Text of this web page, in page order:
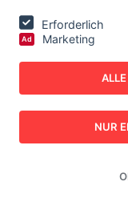
22
3 Quartalen leicht
3
Erforderlich
Ad Marketing
NUR